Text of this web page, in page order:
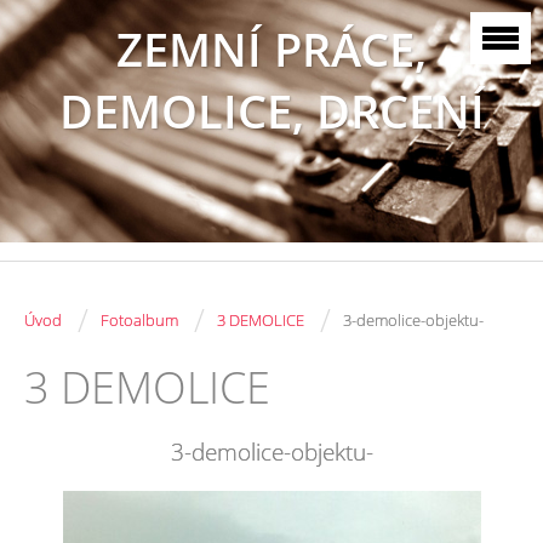
ZEMNÍ PRÁCE,
DEMOLICE, DRCENÍ
Úvod / Fotoalbum / 3 DEMOLICE / 3-demolice-objektu-
3 DEMOLICE
3-demolice-objektu-